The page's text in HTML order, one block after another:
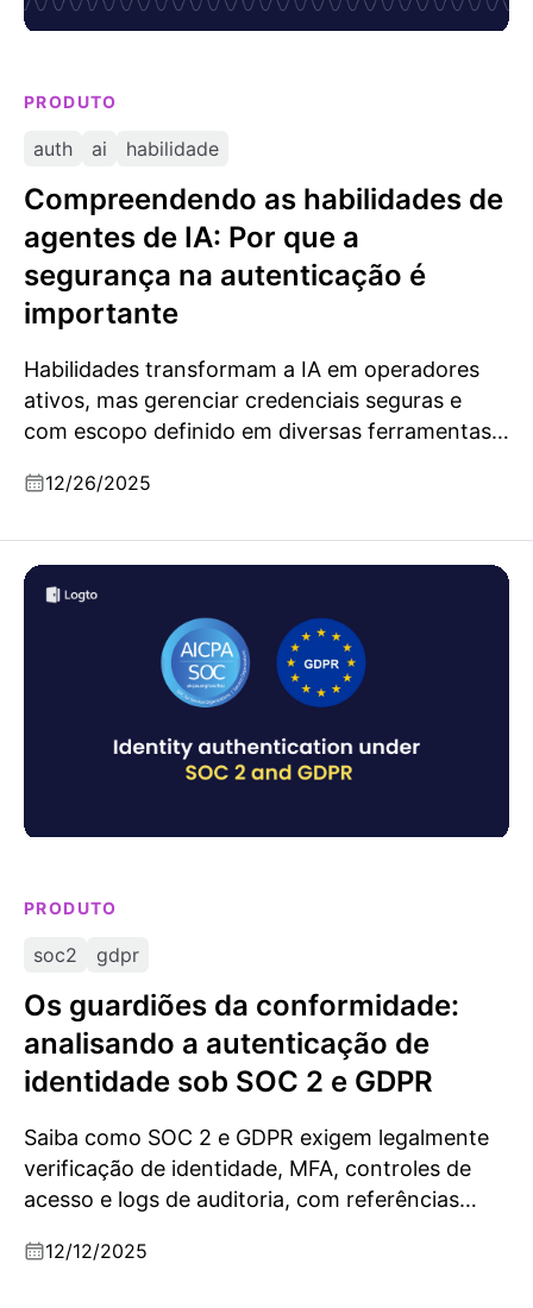
PRODUTO
auth ai habilidade
Compreendendo as habilidades de
agentes de IA: Por que a
segurança na autenticação é
importante
Habilidades transformam a IA em operadores
ativos, mas gerenciar credenciais seguras e
com escopo definido em diversas ferramentas
12/26/2025
PRODUTO
soc2 gdpr
Os guardiões da conformidade:
analisando a autenticação de
identidade sob SOC 2 e GDPR
Saiba como SOC 2 e GDPR exigem legalmente
verificação de identidade, MFA, controles de
acesso e logs de auditoria, com referências
12/12/2025
Os guardiões da conformidade: analisando a
autenticação de identidade sob SOC 2 e GDPR